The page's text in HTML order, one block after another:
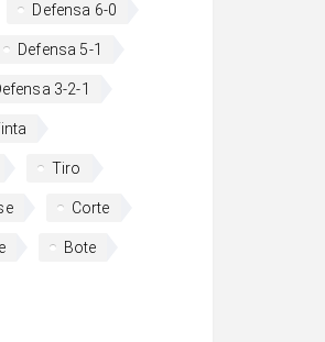
Defensa 6-0
Defensa 5-1
3-2-1
Tiro
Corte
Bote